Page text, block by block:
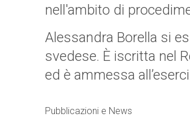
nell'ambito di
Alessandra Borella si
svedese. È iscritta nel
ed è ammessa
Pubblicazioni e News